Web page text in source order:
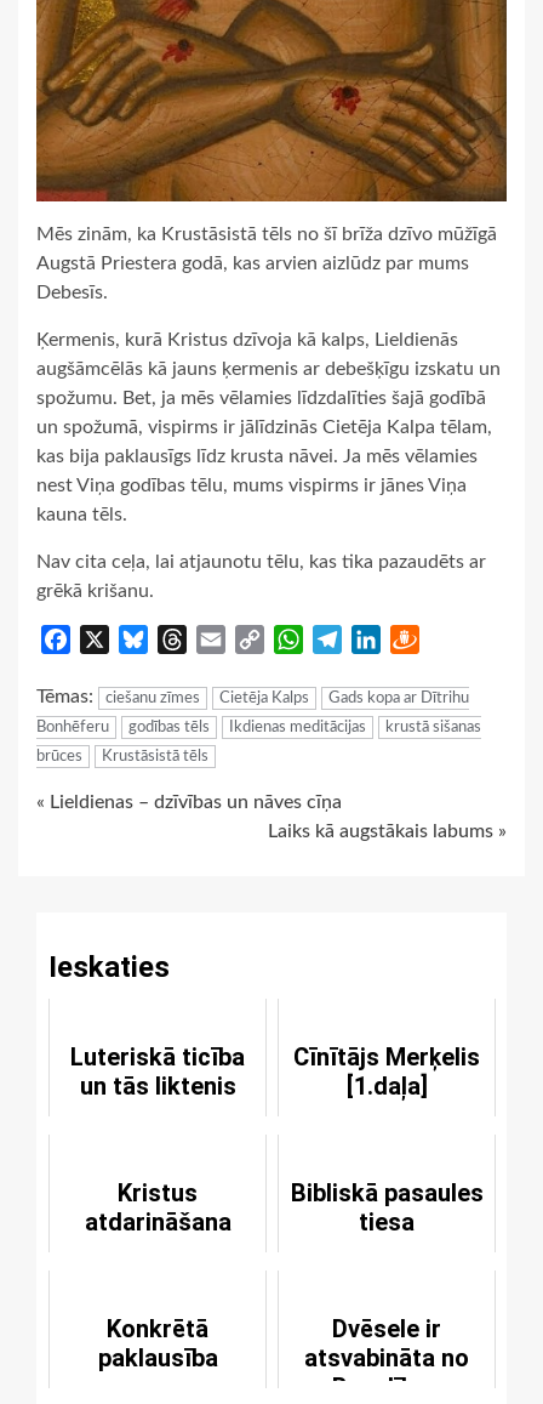
Mēs zinām, ka Krustāsistā tēls no šī brīža dzīvo mūžīgā
Augstā Priestera godā, kas arvien aizlūdz par mums
Debesīs.
Ķermenis, kurā Kristus dzīvoja kā kalps, Lieldienās
augšāmcēlās kā jauns ķermenis ar debešķīgu izskatu un
spožumu. Bet, ja mēs vēlamies līdzdalīties šajā godībā
un spožumā, vispirms ir jālīdzinās Cietēja Kalpa tēlam,
kas bija paklausīgs līdz krusta nāvei. Ja mēs vēlamies
nest Viņa godības tēlu, mums vispirms ir jānes Viņa
kauna tēls.
Nav cita ceļa, lai atjaunotu tēlu, kas tika pazaudēts ar
grēkā krišanu.
Facebook BlueskyThreads
Email
Copy
WhatsApp
TelegramLinkedIn
Tēmas: ciešanu zīmes Cietēja Kalps
Gads kopa ar Dītrihu
Bonhēferu
godības tēls Ikdienas meditācijas
krustā sišanas
brūces
Krustāsistā tēls
Continue
« Lieldienas – dzīvības un nāves cīņa
Laiks kā augstākais labums »
Ieskaties
Luteriskā ticība
un tās liktenis
Cīnītājs Merķelis
[1.daļa]
Kristus
atdarināšana
Bibliskā pasaules
tiesa
Konkrētā
paklausība
Dvēsele ir
atsvabināta no
Bauslības